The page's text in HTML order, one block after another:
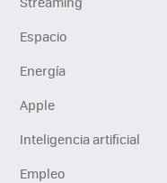
Espacio
Energía
Apple
Inteligencia artificial
Empleo